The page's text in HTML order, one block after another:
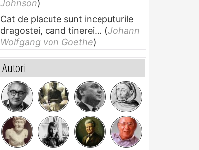
Johnson)
Cat de placute sunt inceputurile
dragostei, cand tinerei... (Johann
Wolfgang von Goethe)
Autori